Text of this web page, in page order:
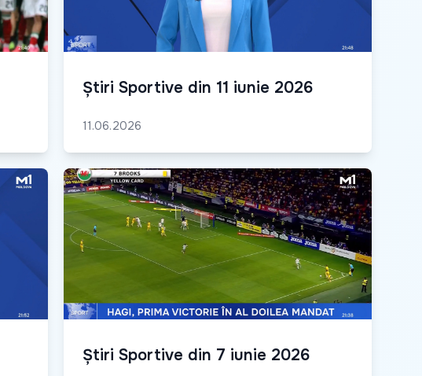
Știri Sportive din 11 iunie 2026
11.06.2026
Știri Sportive din 7 iunie 2026